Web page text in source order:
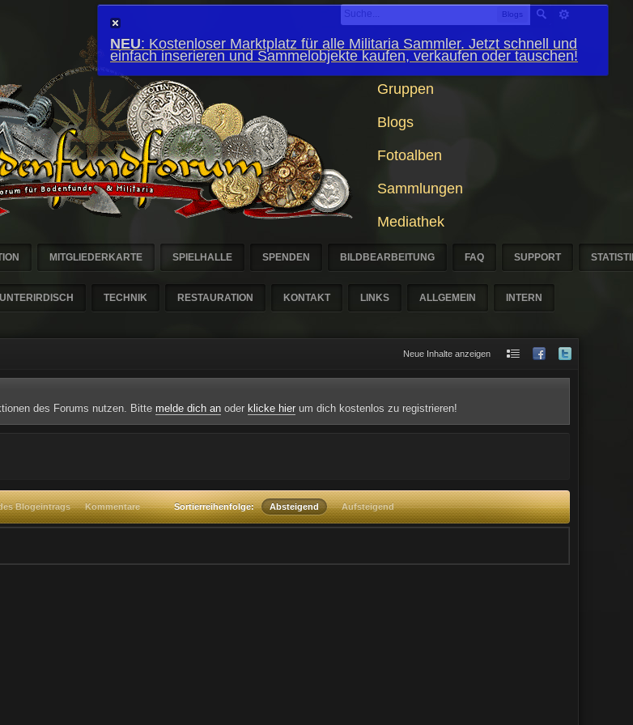
Blogs
Gruppen
Blogs
Fotoalben
Sammlungen
Mediathek
MITGLIEDERKARTE SPIELHALLE SPENDEN BILDBEARBEITUNG FAQ SUPPORT
UNTERIRDISCH TECHNIK RESTAURATION KONTAKT LINKS ALLGEMEIN INTERN
Neue Inhalte anzeigen
NEU: Kostenloser Marktplatz für alle Militaria Sammler. Jetzt schnell und
einfach inserieren und Sammelobjekte kaufen, verkaufen oder tauschen!
des Forums nutzen. Bitte melde dich an oder klicke hier um dich kostenlos zu registrieren!
Blogeintrags Kommentare Sortierreihenfolge: Absteigend Aufsteigend